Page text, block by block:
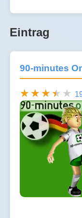
Eintrag
90-minutes